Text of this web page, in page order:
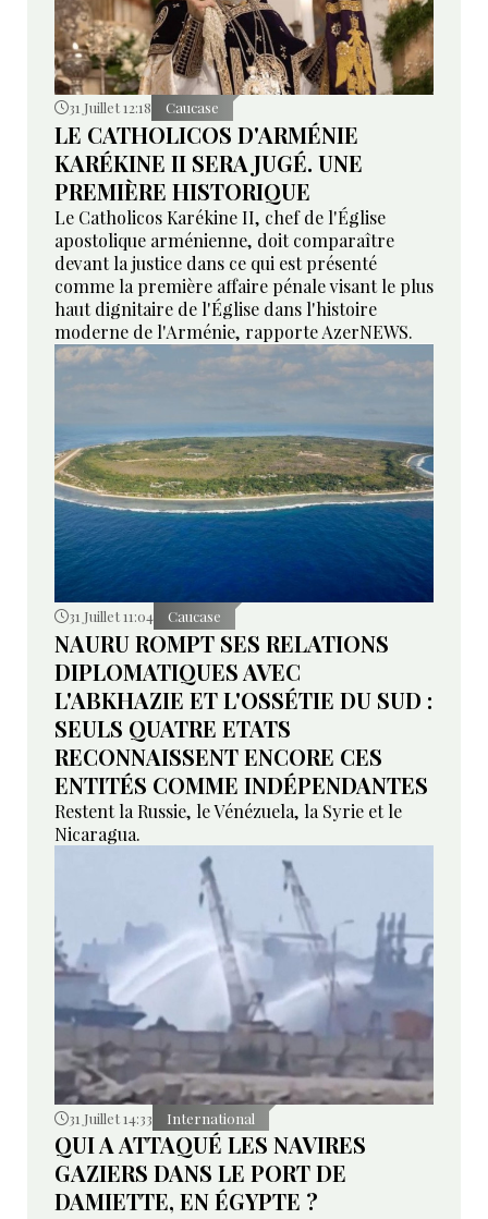
31 Juillet 12:18 Caucase
LE CATHOLICOS D'ARMÉNIE
KARÉKINE II SERA JUGÉ. UNE
PREMIÈRE HISTORIQUE
Le Catholicos Karékine II, chef de l'Église
apostolique arménienne, doit comparaître
devant la justice dans ce qui est présenté
comme la première affaire pénale visant le plus
haut dignitaire de l'Église dans l'histoire
moderne de l'Arménie, rapporte AzerNEWS.
31 Juillet 11:04 Caucase
NAURU ROMPT SES RELATIONS
DIPLOMATIQUES AVEC
L'ABKHAZIE ET L'OSSÉTIE DU SUD :
SEULS QUATRE ETATS
RECONNAISSENT ENCORE CES
ENTITÉS COMME INDÉPENDANTES
Restent la Russie, le Vénézuela, la Syrie et le
Nicaragua.
31 Juillet 14:33 International
QUI A ATTAQUÉ LES NAVIRES
GAZIERS DANS LE PORT DE
DAMIETTE, EN ÉGYPTE ?